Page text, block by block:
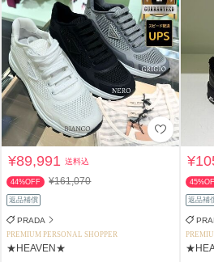
¥89,991送料込
44%OFF ¥161,070
返品補償
PRADA
PREMIUM PERSONAL SHOPPER
★HEAVEN★
返品補